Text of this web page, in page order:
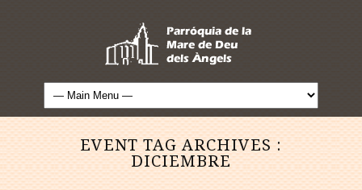
EVENT TAG ARCHIVES :
DICIEMBRE